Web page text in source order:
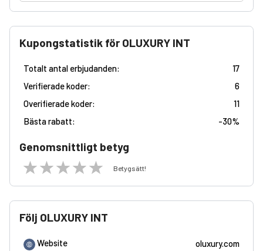
Kupongstatistik för OLUXURY INT
Totalt antal erbjudanden:
17
Verifierade koder:
6
Overifierade koder:
11
Bästa rabatt:
-30%
Genomsnittligt betyg
Betygsätt!
Följ OLUXURY INT
Website
oluxury.com